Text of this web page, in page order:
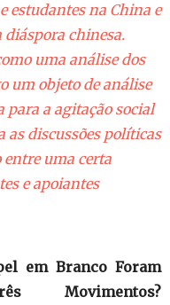
estudantes na China e
diáspora chinesa.
uma análise dos
um objeto de análise
a agitação social
as discussões políticas
entre uma certa
e apoiantes
em Branco Foram
Movimentos?